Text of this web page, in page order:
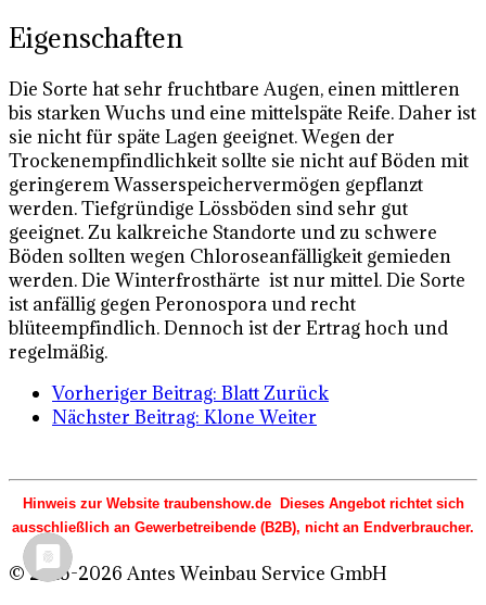
Eigenschaften
Die Sorte hat sehr fruchtbare Augen, einen mittleren
bis starken Wuchs und eine mittelspäte Reife. Daher ist
sie nicht für späte Lagen geeignet. Wegen der
Trockenempfindlichkeit sollte sie nicht auf Böden mit
geringerem Wasserspeichervermögen gepflanzt
werden. Tiefgründige Lössböden sind sehr gut
geeignet. Zu kalkreiche Standorte und zu schwere
Böden sollten wegen Chloroseanfälligkeit gemieden
werden. Die Winterfrosthärte ist nur mittel. Die Sorte
ist anfällig gegen Peronospora und recht
blüteempfindlich. Dennoch ist der Ertrag hoch und
regelmäßig.
Vorheriger Beitrag: BlattZurück
Nächster Beitrag: KloneWeiter
Hinweis zur Website traubenshow.de Dieses Angebot richtet sich
ausschließlich an Gewerbetreibende (B2B), nicht an Endverbraucher.
© 2015-2026 Antes Weinbau Service GmbH